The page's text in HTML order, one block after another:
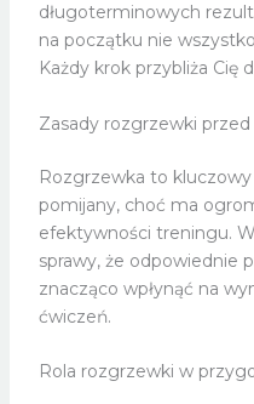
długoterminowych
na początku nie
Każdy krok przybliża Cię
Zasady rozgrzewki
Rozgrzewka to
pomijany, choć ma
efektywności treningu.
sprawy, że odpowiednie
znacząco wpłynąć na
ćwiczeń.
Rola rozgrzewki w